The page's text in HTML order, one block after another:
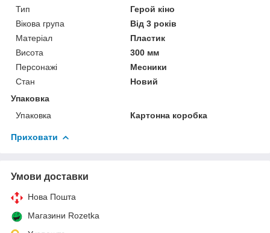
Тип
Герой кіно
Вікова група
Від 3 років
Матеріал
Пластик
Висота
300 мм
Персонажі
Месники
Стан
Новий
Упаковка
Упаковка
Картонна коробка
Приховати
Умови доставки
Нова Пошта
Магазини Rozetka